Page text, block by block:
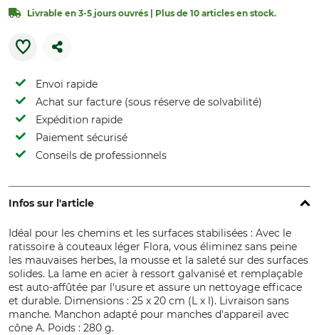
Livrable en 3-5 jours ouvrés | Plus de 10 articles en stock.
Envoi rapide
Achat sur facture (sous réserve de solvabilité)
Expédition rapide
Paiement sécurisé
Conseils de professionnels
Infos sur l'article
Idéal pour les chemins et les surfaces stabilisées : Avec le
ratissoire à couteaux léger Flora, vous éliminez sans peine
les mauvaises herbes, la mousse et la saleté sur des surfaces
solides. La lame en acier à ressort galvanisé et remplaçable
est auto-affûtée par l'usure et assure un nettoyage efficace
et durable. Dimensions : 25 x 20 cm (L x l). Livraison sans
manche. Manchon adapté pour manches d'appareil avec
cône A. Poids : 280 g.